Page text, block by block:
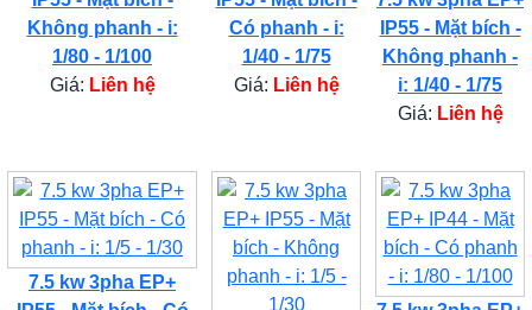
Không phanh - i:
1/80 - 1/100
Giá: Liên hệ
Có phanh - i:
1/40 - 1/75
Giá: Liên hệ
IP55 - Mặt bích -
Không phanh -
i: 1/40 - 1/75
Giá: Liên hệ
7.5 kw 3pha EP+